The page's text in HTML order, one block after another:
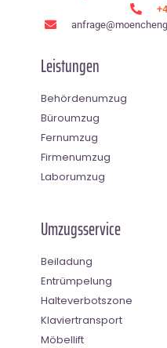
Leistungen
Behördenumzug
Büroumzug
Fernumzug
Firmenumzug
Laborumzug
Umzugsservice
Beiladung
Entrümpelung
Halteverbotszone
Klaviertransport
Möbellift